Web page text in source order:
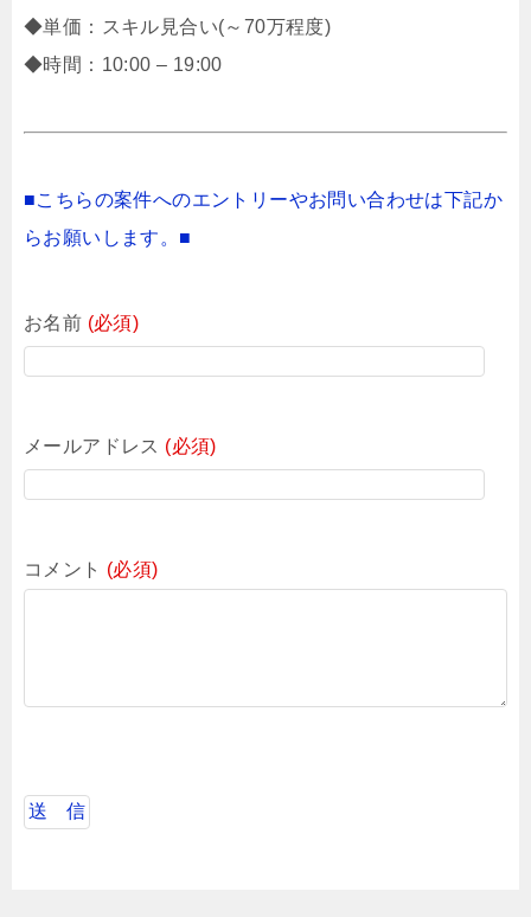
◆単価：スキル見合い(～70万程度)
◆時間：10:00 – 19:00
■こちらの案件へのエントリーやお問い合わせは下記か
らお願いします。■
お名前 (必須)
メールアドレス (必須)
コメント (必須)